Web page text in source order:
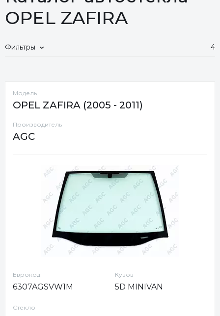
OPEL ZAFIRA
Фильтры 4
Модель
OPEL ZAFIRA (2005 - 2011)
Производитель
AGC
Еврокод
6307AGSVW1M
Кузов
5D MINIVAN
Стекло